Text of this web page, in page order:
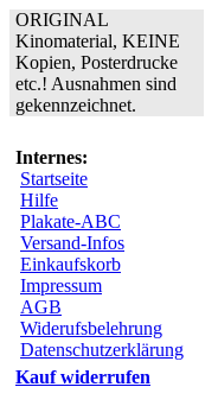
ORIGINAL
Kinomaterial, KEINE
Kopien, Posterdrucke
etc.! Ausnahmen sind
gekennzeichnet.
Internes:
Startseite
Hilfe
Plakate-ABC
Versand-Infos
Einkaufskorb
Impressum
AGB
Widerufsbelehrung
Datenschutzerklärung
Kauf widerrufen